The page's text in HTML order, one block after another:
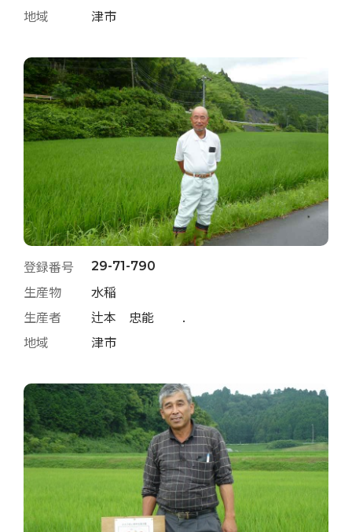
地域
津市
登録番号 29-71-790
生産物
水稲
生産者
辻本 忠能 .
地域
津市